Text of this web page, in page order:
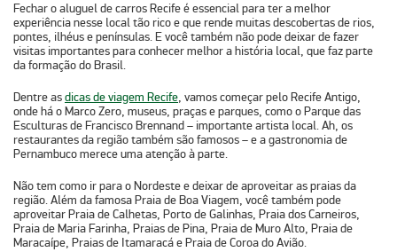
Fechar oaluguel de carros Recifeé essencial para ter a melhor
experiência nesse local tão rico e que rende muitas descobertas de rios,
pontes, ilhéus e penínsulas. E você também não pode deixar de fazer
visitas importantes para conhecer melhor a história local, que faz parte
da formação do Brasil.
Dentre asdicas de viagem Recife, vamos começar pelo Recife Antigo,
onde há o Marco Zero, museus, praças e parques, como o Parque das
Esculturas de Francisco Brennand – importante artista local. Ah, os
restaurantes da região também são famosos – e a gastronomia de
Pernambuco merece uma atenção à parte.
Não tem como ir para o Nordeste e deixar de aproveitar as praias da
região. Além da famosa Praia de Boa Viagem, você também pode
aproveitar Praia de Calhetas, Porto de Galinhas, Praia dos Carneiros,
Praia de Maria Farinha, Praias de Pina, Praia de Muro Alto, Praia de
Maracaípe, Praias de Itamaracá e Praia de Coroa do Avião.